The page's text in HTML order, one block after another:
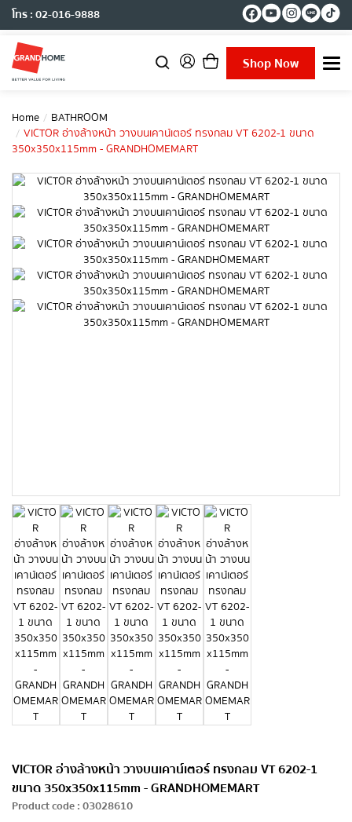
โทร : 02-016-9888
Shop Now
T
a
Home
BATHROOM
VICTOR อ่างล้างหน้า วางบนเคาน์เตอร์ ทรงกลม VT 6202-1 ขนาด
350x350x115mm - GRANDHOMEMART
VICTOR อ่างล้างหน้า วางบนเคาน์เตอร์ ทรงกลม VT 6202-1
ขนาด 350x350x115mm - GRANDHOMEMART
Product code:03028610